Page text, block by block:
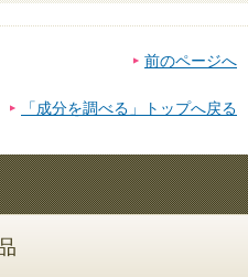
前のページへ
「成分を調べる」トップへ戻る